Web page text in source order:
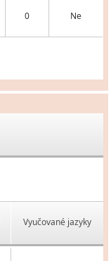
0 Ne
Vyučované jazyky